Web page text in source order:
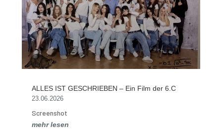
ALLES IST GESCHRIEBEN – Ein Film der 6.C
23.06.2026
Screenshot
mehr lesen